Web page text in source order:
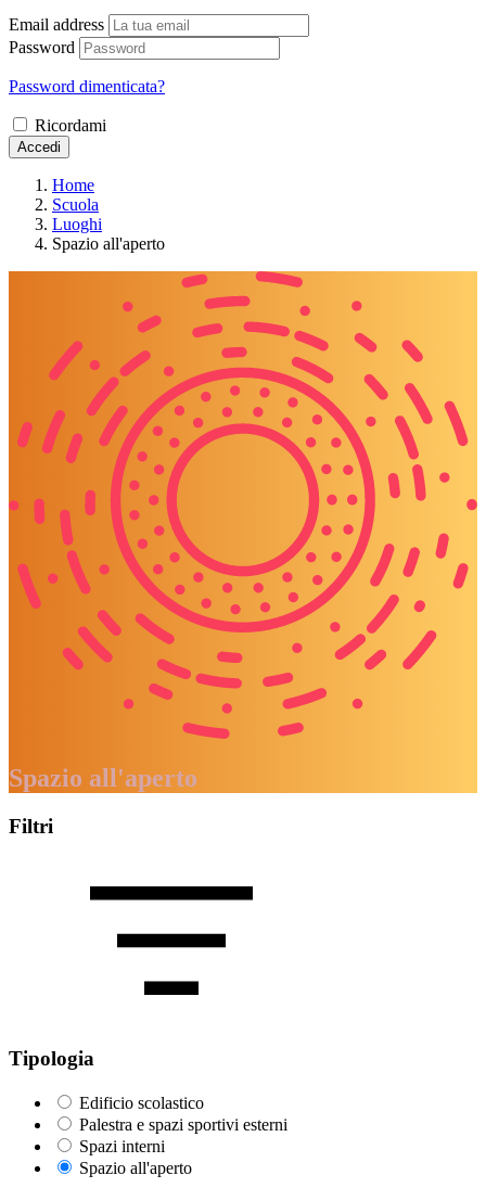
Email address
Password
Password dimenticata?
Ricordami
Accedi
Home
Scuola
Luoghi
Spazio all'aperto
Spazio all'aperto
Filtri
Tipologia
Edificio scolastico
Palestra e spazi sportivi esterni
Spazi interni
Spazio all'aperto